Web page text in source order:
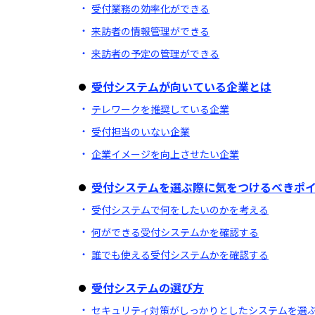
受付業務の効率化ができる
来訪者の情報管理ができる
来訪者の予定の管理ができる
受付システムが向いている企業とは
テレワークを推奨している企業
受付担当のいない企業
企業イメージを向上させたい企業
受付システムを選ぶ際に気をつけるべきポ
受付システムで何をしたいのかを考える
何ができる受付システムかを確認する
誰でも使える受付システムかを確認する
受付システムの選び方
セキュリティ対策がしっかりとしたシステムを選